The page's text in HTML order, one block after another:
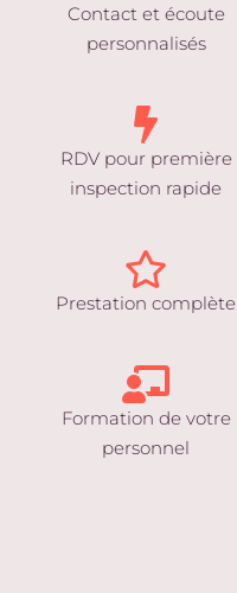
Contact et écoute
personnalisés
RDV pour première
inspection rapide
Prestation complète
Formation de votre
personnel